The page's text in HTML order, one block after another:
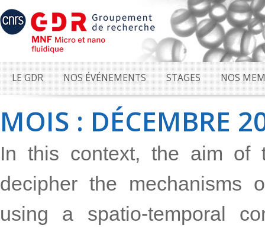
LE GDR NOS ÉVÉNEMENTS STAGES NOS
MOIS : DÉCEMBRE
In this context, the aim of
decipher the mechanisms
using a spatio-temporal